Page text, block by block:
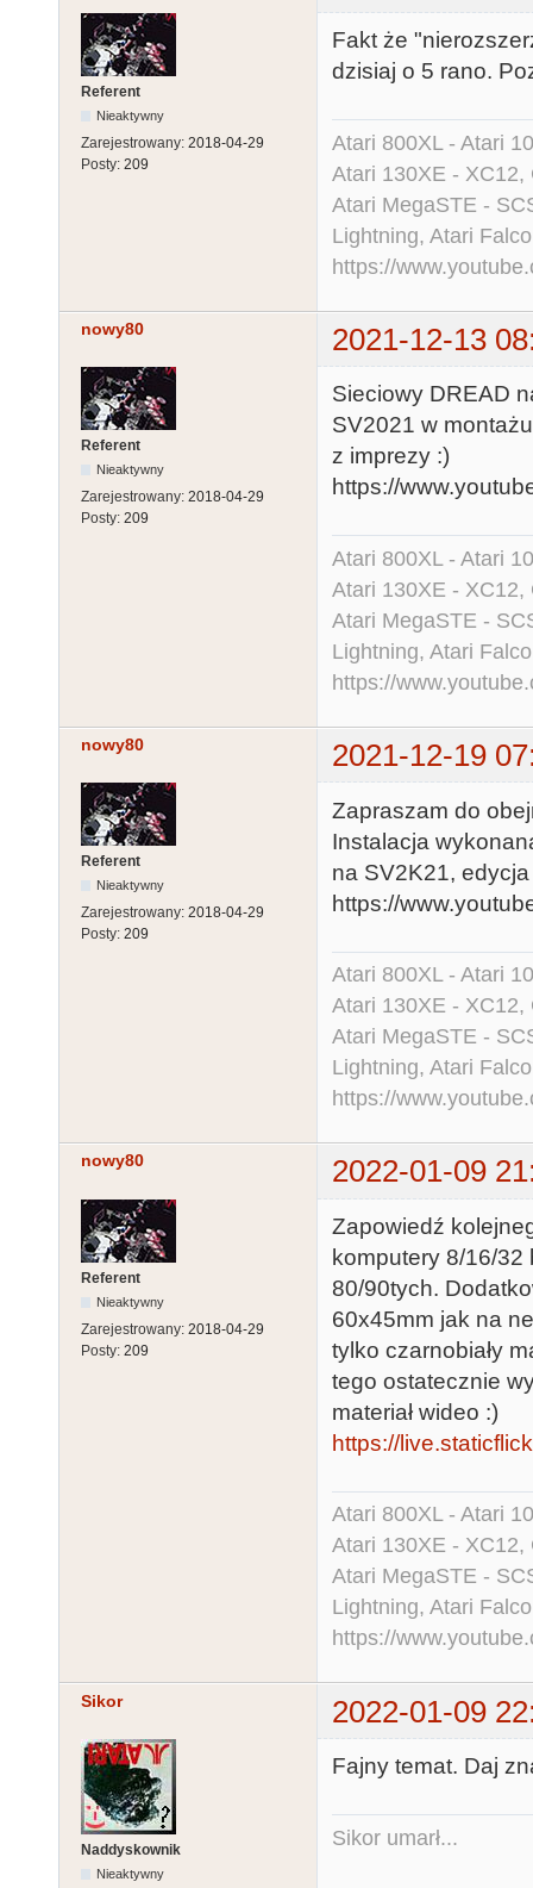
Referent
Nieaktywny
Zarejestrowany: 2018-04-29
Posty: 209
Fakt że
dzisiaj o 5 rano.
Atari 800XL - Atari
Atari 130XE - XC12,
Atari MegaSTE -
Lightning, Atari
https://
nowy80 2021-12-13
Referent
Nieaktywny
Zarejestrowany: 2018-04-29
Posty: 209
Sieciowy DREAD
SV2021 w
z imprezy :)
https://
Atari 800XL - Atari
Atari 130XE - XC12,
Atari MegaSTE -
Lightning, Atari
https://
nowy80 2021-12-19
Referent
Nieaktywny
Zarejestrowany: 2018-04-29
Posty: 209
Zapraszam do
Instalacja
na SV2K21,
https://
Atari 800XL - Atari
Atari 130XE - XC12,
Atari MegaSTE -
Lightning, Atari
https://
nowy80 2022-01-09
Referent
Nieaktywny
Zarejestrowany: 2018-04-29
Posty: 209
Zapowiedź
komputery 8/16/32
80/90tych.
60x45mm jak na
tylko czarnobiały
tego ostatecznie
materiał wideo :)
https://
Atari 800XL - Atari
Atari 130XE - XC12,
Atari MegaSTE -
Lightning, Atari
https://
Sikor 2022-01-09
Naddyskownik
Nieaktywny
Fajny temat. Daj
Sikor umarł...